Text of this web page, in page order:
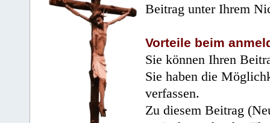
Beitrag unter Ihrem
Vorteile beim
Sie können Ihren
Sie haben die
verfassen.
Zu diesem Beitrag